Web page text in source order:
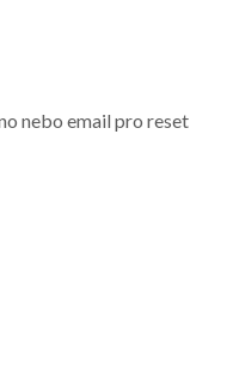
nebo email pro reset